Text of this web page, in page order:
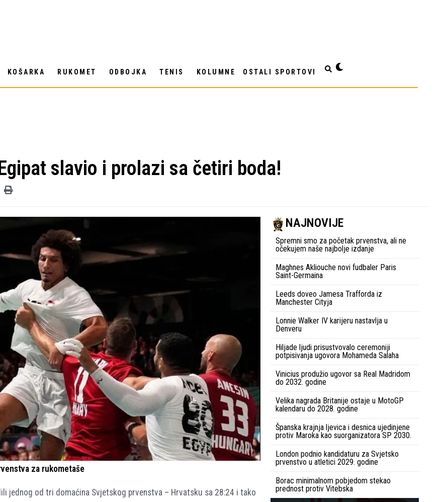
KOŠARKA RUKOMET ODBOJKA TENIS KOLUMNE OSTALI SPORTOVI
slavio i prolazi sa četiri boda!
za rukometaše
jednog od tri domaćina Svjetskog prvenstva – Hrvatsku sa 28:24 i tako
NAJNOVIJE
Spremni smo za početak prvenstva, ali ne
očekujem naše najbolje izdanje
Maghnes Akliouche novi fudbaler Paris
Saint-Germaina
Leeds doveo Jamesa Trafforda iz
Manchester Cityja
Lonnie Walker IV karijeru nastavlja u
Denveru
Hiljade ljudi prisustvovalo ceremoniji
potpisivanja ugovora Mohameda Salaha
Vinicius produžio ugovor sa Real Madridom
do 2032. godine
Velika nagrada Britanije ostaje u MotoGP
kalendaru do 2028. godine
Španska krajnja ljevica i desnica ujedinjene
protiv Maroka kao suorganizatora SP 2030.
London podnio kandidaturu za Svjetsko
prvenstvo u atletici 2029. godine
Borac minimalnom pobjedom stekao
prednost protiv Vitebska